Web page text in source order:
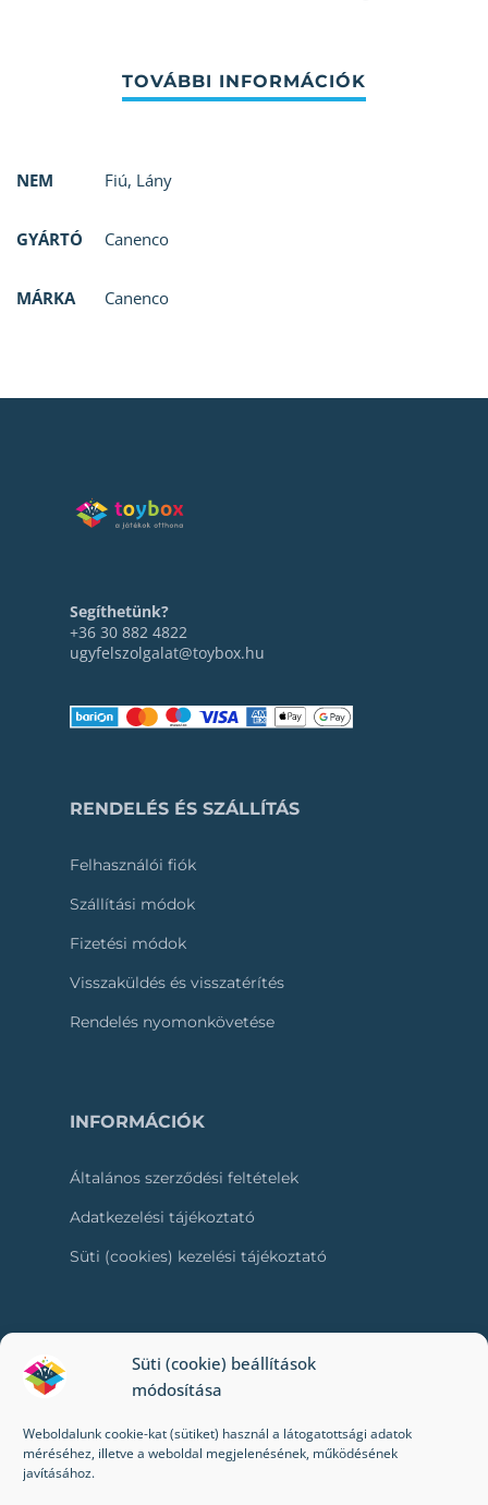
Süti (cookie) beállítások
módosítása
Weboldalunk cookie-kat (sütiket) használ a látogatottsági adatok
méréséhez, illetve a weboldal megjelenésének, működésének
javításához.
NEM Fiú, Lány
GYÁRTÓ Canenco
MÁRKA Canenco
Segíthetünk?
+36 30 882 4822
ugyfelszolgalat@toybox.hu
RENDELÉS ÉS SZÁLLÍTÁS
Felhasználói fiók
Szállítási módok
Fizetési módok
Visszaküldés és visszatérítés
Rendelés nyomonkövetése
INFORMÁCIÓK
Általános szerződési feltételek
Adatkezelési tájékoztató
Süti (cookies) kezelési tájékoztató
RÓLUNK
Kik vagyunk mi?